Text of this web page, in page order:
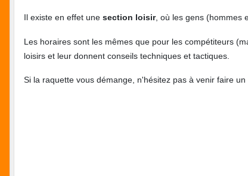
Il existe en effet une section loisir, où les gens (hommes
Les horaires sont les mêmes que pour les compétiteurs
loisirs et leur donnent conseils techniques et tactiques.
Si la raquette vous démange, n'hésitez pas à venir faire un